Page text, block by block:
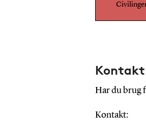
Kontakt
Har du brug
Kontakt: